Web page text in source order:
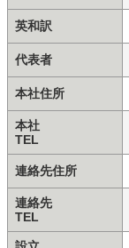
英和訳
代表者
本社住所
本社
TEL
連絡先住所
連絡先
TEL